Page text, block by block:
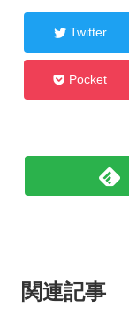
Twitter
Pocket
関連記事